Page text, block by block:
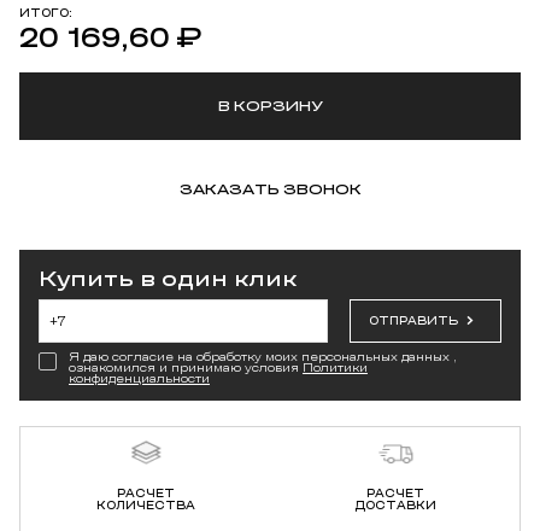
ИТОГО:
20 169,60 ₽
В КОРЗИНУ
ЗАКАЗАТЬ ЗВОНОК
Купить в один клик
ОТПРАВИТЬ
Я даю согласие на обработку моих персональных данных ,
ознакомился и принимаю условия Политики
конфиденциальности
РАСЧЕТ
КОЛИЧЕСТВА
РАСЧЕТ
ДОСТАВКИ